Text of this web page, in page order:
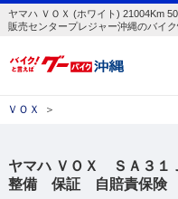
ヤマハ ＶＯＸ (ホワイト) 21004Km
販売センタープレジャー沖縄のバイ
ＶＯＸ ＞
ヤマハ ＶＯＸ ＳＡ３
整備 保証 自賠責保険